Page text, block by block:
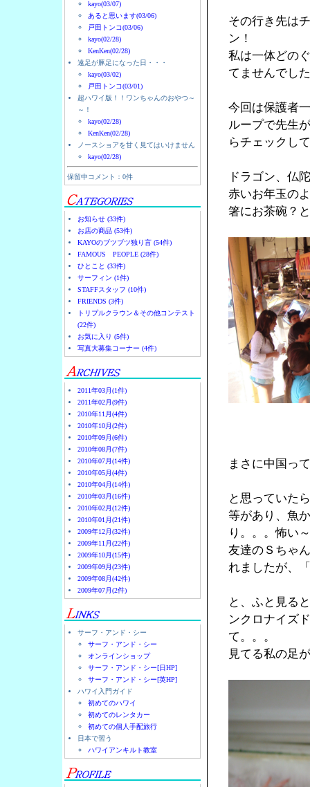
kayo(03/07)
あると思います(03/06)
戸田トンコ(03/06)
kayo(02/28)
KenKen(02/28)
遠足が豚足になった日・・・
kayo(03/02)
戸田トンコ(03/01)
超ハワイ版！！ワンちゃんのおやつ～
～！
kayo(02/28)
KenKen(02/28)
ノースショアを甘く見てはいけません
kayo(02/28)
保留中コメント：0件
お知らせ (33件)
お店の商品 (53件)
KAYOのブツブツ独り言 (54件)
FAMOUS PEOPLE (28件)
ひとこと (33件)
サーフィン (1件)
STAFFスタッフ (10件)
FRIENDS (3件)
トリプルクラウン＆その他コンテスト
(22件)
お気に入り (5件)
写真大募集コーナー (4件)
2011年03月(1件)
2011年02月(9件)
2010年11月(4件)
2010年10月(2件)
2010年09月(6件)
2010年08月(7件)
2010年07月(14件)
2010年05月(4件)
2010年04月(14件)
2010年03月(16件)
2010年02月(12件)
2010年01月(21件)
2009年12月(32件)
2009年11月(22件)
2009年10月(15件)
2009年09月(23件)
2009年08月(42件)
2009年07月(2件)
サーフ・アンド・シー
サーフ・アンド・シー
オンラインショップ
サーフ・アンド・シー[日HP]
サーフ・アンド・シー[英HP]
ハワイ入門ガイド
初めてのハワイ
初めてのレンタカー
初めての個人手配旅行
日本で習う
ハワイアンキルト教室
その行き先は
ン！
私は一体どの
てませんでし
今回は保護者
ループで先生
らチェックし
ドラゴン、仏
赤いお年玉の
箸にお茶碗？
まさに中国っ
と思っていた
等があり、魚
り。。。怖い～
友達のＳちゃ
れましたが、
と、ふと見る
ンクロナイズ
て。。。
見てる私の足